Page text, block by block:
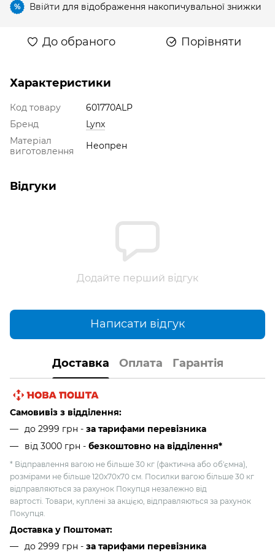
% Ввійти для відображення накопичувальної знижки
До обраного Порівняти
Характеристики
Код товару
601770ALP
Бренд
Lynx
Матеріал
виготовлення
Неопрен
Відгуки
Додайте перший відгук
Написати відгук
Доставка Оплата Гарантія
Самовивіз з відділення:
до 2999 грн - за тарифами перевізника
від 3000 грн - безкоштовно на відділення*
* Відправлення вагою не більше 30 кг (фактична або об'ємна),
розмірами не більше 120х70х70 см. Посилки вагою більше 30 кг
відправляються за рахунок Покупця незалежно від
вартості. Товари, куплені за акцією, відправляються за рахунок
Покупця.
Доставка у Поштомат:
до 2999 грн - за тарифами перевізника